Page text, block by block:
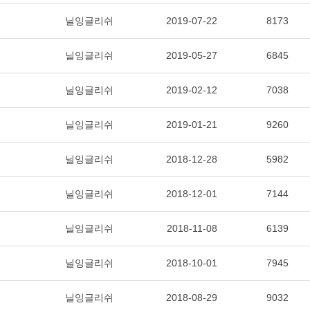
닐잉글리쉬 2019-07-22 8173
닐잉글리쉬 2019-05-27 6845
닐잉글리쉬 2019-02-12 7038
닐잉글리쉬 2019-01-21 9260
닐잉글리쉬 2018-12-28 5982
닐잉글리쉬 2018-12-01 7144
닐잉글리쉬 2018-11-08 6139
닐잉글리쉬 2018-10-01 7945
닐잉글리쉬 2018-08-29 9032